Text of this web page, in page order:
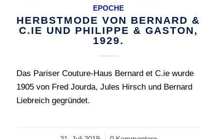
EPOCHE
HERBSTMODE VON BERNARD &
C.IE UND PHILIPPE & GASTON,
1929.
Das Pariser Couture-Haus Bernard et C.ie wurde
1905 von Fred Jourda, Jules Hirsch und Bernard
Liebreich gegründet.